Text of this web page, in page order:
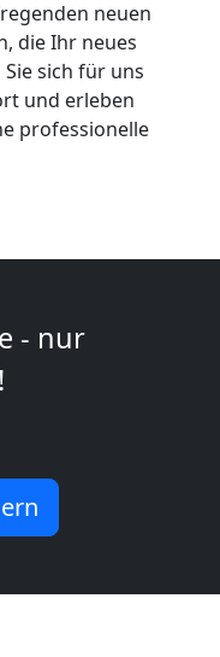
neuen
die Ihr neues
sich für uns
und erleben
professionelle
- nur